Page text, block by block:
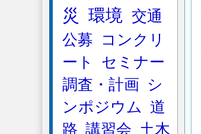
災
環境 交通
公募
コンクリ
ート
セミナー
調査・計画
シ
ンポジウム 道
路 講習会 土木